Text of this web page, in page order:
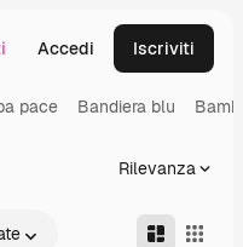
Accedi Iscriviti
pace Bandiera blu
Rilevanza